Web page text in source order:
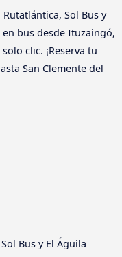
Sol Bus y
bus desde Ituzaingó,
clic. ¡Reserva tu
San Clemente del
Bus y El Águila